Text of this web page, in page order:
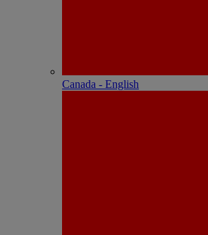
Canada - English